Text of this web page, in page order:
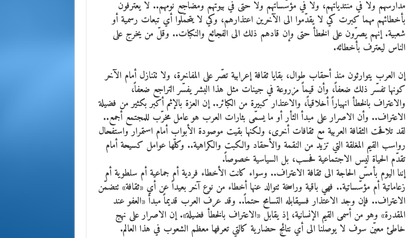
مدارسهم ولا في منتدياتهم، ولا في مؤسّساتهم ولا حتى في بيوتهم ومضاجع نومهم.. لا يعترفون
بأخطائهم مهما كبرت كي لا يقدّموا الى الآخرين اعتذارهم، وكي لا يتحمّلوا أي تبعات رسمية أو
شعبية. إنهم يصرّون على الخطأ حتى وإن قادهم ذلك الى الفجائع والنكبات.. وقلّ من يخرج على
الناس ليعترف بأخطائه.
إن العرب يتوارثون منذ أحقاب طوال، بقايا ثقافة إعرابية تصّر على المفاخرة، ولا تتنازل أمام الآخر
كونها تفسّر ذلك ضعفاً، وأن قيماً مزروعة في جينات مثل هذا البشر يفسّر التراجع ضعفاً،
والاعتراف بالخطأ انهياراً أخلاقياً، والاعتذار كبيرة من الكبائر.. إن العزة بالإثم أكبر بكثير من فضيلة
الاعتراف.. وأن الاصرار على مبدأ الثأر أو ما يسمّى بثارات العرب هو عامل مخرّب للمجتمع أجمع..
لقد تلاقحت الثقافة العربية مع ثقافات أخرى، ولكنها بقيت موصودة الأبواب أمام استمرار واستفحال
رواسب القيم المغلقة التي تزيد من النقمة والأحقاد والكبت والكراهية.. وكلّها عوامل كسيحة أمام
تقدّم الحياة ليس الاجتماعية فحسب، بل السياسية خصوصاً.
إننا اليوم بأمسّ الحاجة الى ثقافة الاعتراف.. وسواء كانت الأخطاء فردية أم جماعية أم سلطوية أم
زعاماتية أم مؤسّساتية.. فهي باقية وراسخة تتوالد عنها أخطاء من نوع آخر بعيداً عن أي «ثقافة» تتضمّن
الاعتراف.. فإن وجد الاعتذار فسيقابله التسامح حتماً.. وقد عرف العرب قديماً مبدأ «العفو عند
المقدرة» وهو من أسمى القيم الإنسانية، إذ يقابل «الاعتراف بالخطأ فضيلة». إن الاصرار على نهج
خاطئ معيّن سوف لا يوصلنا الى أي نتائج حضارية كالتي تعرفها معظم الشعوب في هذا العالم.